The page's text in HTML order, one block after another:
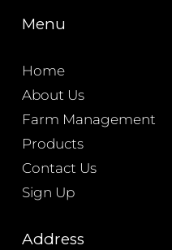
Menu
Home
About Us
Farm Management
Products
Contact Us
Sign Up
Address